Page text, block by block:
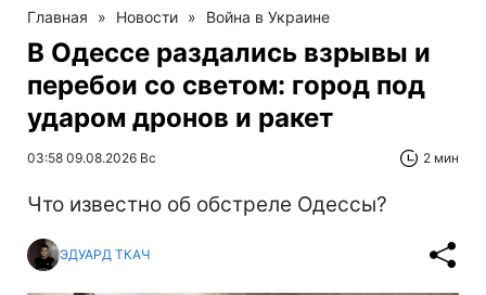
Главная » Новости » Война в Украине
В Одессе раздались взрывы и
перебои со светом: город под
ударом дронов и ракет
03:58 09.08.2026 Вс 2 мин
Что известно об обстреле Одессы?
ЭДУАРД ТКАЧ